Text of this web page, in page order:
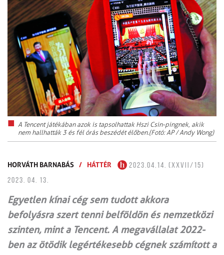
A Tencent játékában azok is tapsolhattak Hszi Csin-pingnek, akik
nem hallhatták 3 és fél órás beszédét élőben.(Fotó: AP / Andy Wong)
HORVÁTH BARNABÁS / HÁTTÉR
2023.04.14. (XXVII/15)
2023. 04. 13.
Egyetlen kínai cég sem tudott akkora
befolyásra szert tenni belföldön és nemzetközi
szinten, mint a Tencent. A megavállalat 2022-
ben az ötödik legértékesebb cégnek számított a